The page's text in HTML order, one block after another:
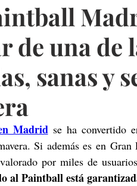
de una de
sanas y
Madrid se ha convertido
Si además es en
por miles de
al Paintball está